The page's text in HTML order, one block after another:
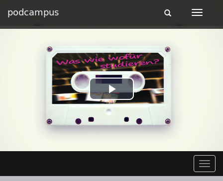
podcampus
Toggle
Toggle
Play
Video